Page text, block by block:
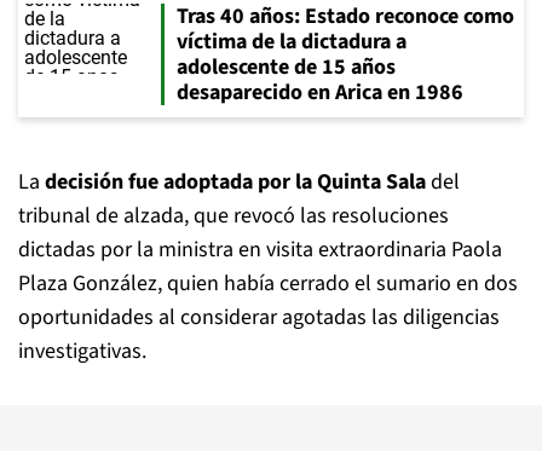
Tras 40 años: Estado reconoce como
víctima de la dictadura a
adolescente de 15 años
desaparecido en Arica en 1986
La decisión fue adoptada por la Quinta Saladel
tribunal de alzada, que revocó las resoluciones
dictadas por la ministra en visita extraordinaria Paola
Plaza González, quien había cerrado el sumario en dos
oportunidades al considerar agotadas las diligencias
investigativas.